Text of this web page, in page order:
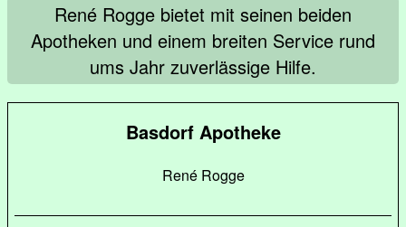
René Rogge bietet mit seinen beiden
Apotheken und einem breiten Service rund
ums Jahr zuverlässige Hilfe.
Basdorf Apotheke
René Rogge